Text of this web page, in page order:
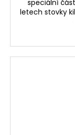
speciální
letech stovky